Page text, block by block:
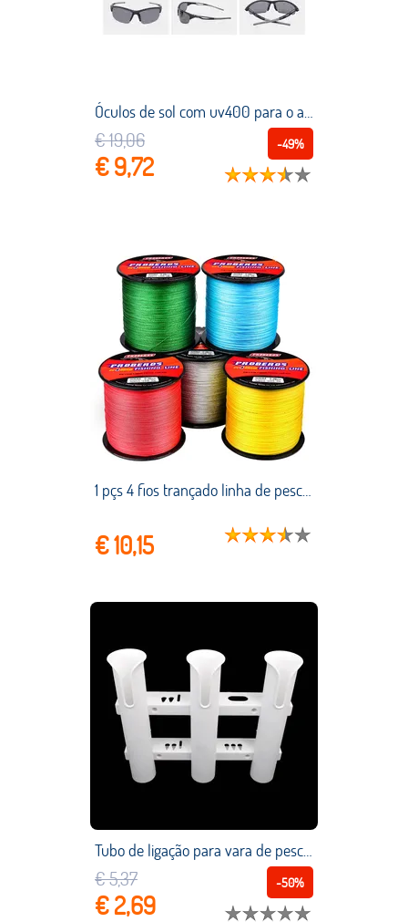
Óculos de sol com uv400 para o ar livre, óculos masculino para pesca e escalada, 2021
-49%
€ 19,06
€ 9,72
1 pçs 4 fios trançado linha de pesca multifilament 300m 500 1000 carpa pesca fio trançado japonês acessórios pesca pe linha
€ 10,15
Tubo de ligação para vara de pesca, suporte branco de plástico para barco, caixa de pesca marinha, caixa de caiaque para barco e iate
-50%
€ 5,37
€ 2,69